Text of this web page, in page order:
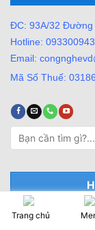
ĐC: 93A/32 Đường
Hotline:
Email:
Mã Số Thuế:
Tìm
kiếm:
CH1: 153
Trang chủ